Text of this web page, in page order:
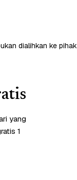
dialihkan ke pihak
yang
1